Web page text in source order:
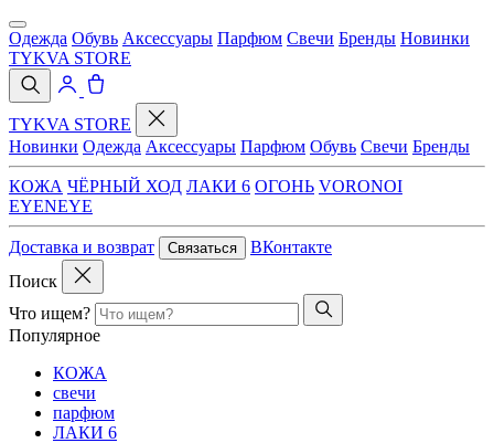
Одежда Обувь Аксессуары Парфюм Свечи Бренды Новинки
TYKVA STORE
TYKVA STORE
Новинки Одежда Аксессуары Парфюм Обувь Свечи Бренды
КОЖА ЧЁРНЫЙ ХОД ЛАКИ 6 ОГОНЬ VORONOI
EYENEYE
Доставка и возврат Связаться
ВКонтакте
Поиск
Что ищем?
Популярное
КОЖА
свечи
парфюм
ЛАКИ 6